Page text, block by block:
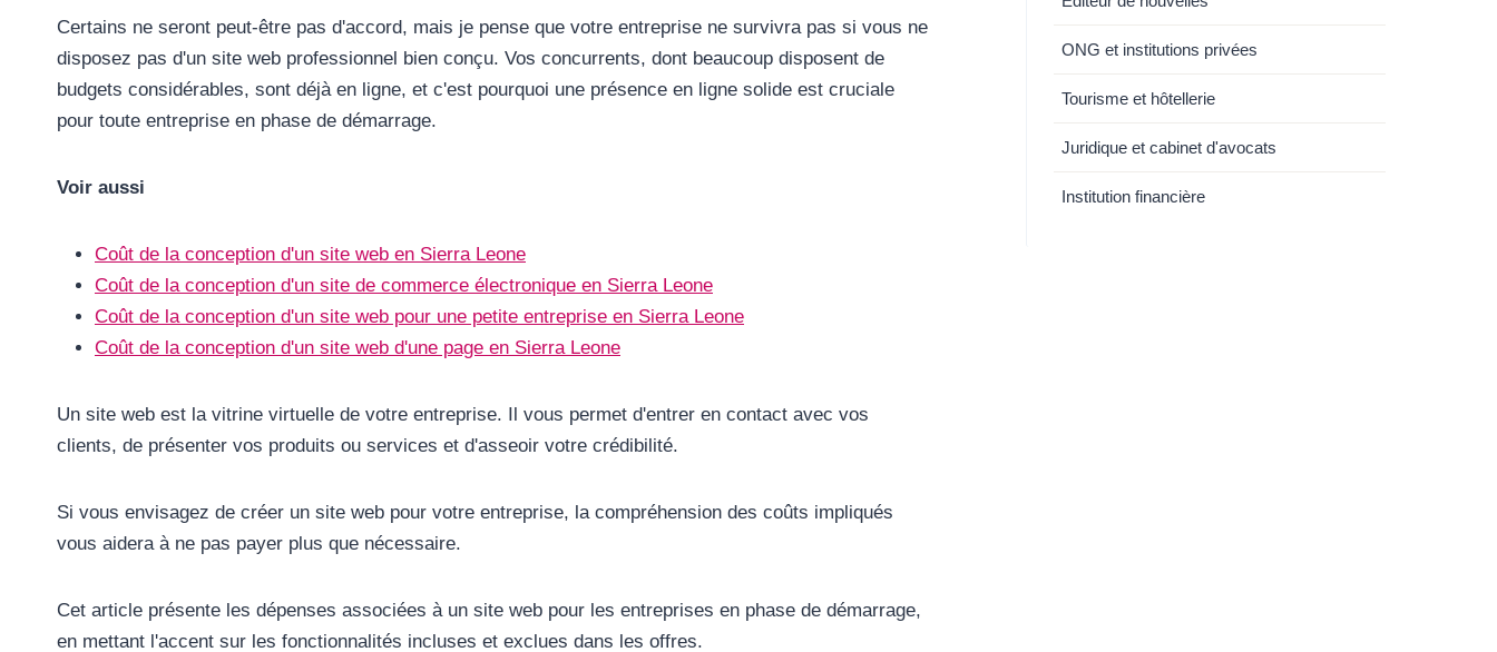
Certains ne seront peut-être pas d'accord, mais je pense que votre entreprise ne survivra pas si vous ne
disposez pas d'un site web professionnel bien conçu. Vos concurrents, dont beaucoup disposent de
budgets considérables, sont déjà en ligne, et c'est pourquoi une présence en ligne solide est cruciale
pour toute entreprise en phase de démarrage.
Voir aussi
Coût de la conception d'un site web en Sierra Leone
Coût de la conception d'un site de commerce électronique en Sierra Leone
Coût de la conception d'un site web pour une petite entreprise en Sierra Leone
Coût de la conception d'un site web d'une page en Sierra Leone
Un site web est la vitrine virtuelle de votre entreprise. Il vous permet d'entrer en contact avec vos
clients, de présenter vos produits ou services et d'asseoir votre crédibilité.
Si vous envisagez de créer un site web pour votre entreprise, la compréhension des coûts impliqués
vous aidera à ne pas payer plus que nécessaire.
Cet article présente les dépenses associées à un site web pour les entreprises en phase de démarrage,
en mettant l'accent sur les fonctionnalités incluses et exclues dans les offres.
ONG et institutions privées
Tourisme et hôtellerie
Juridique et cabinet d'avocats
Institution financière